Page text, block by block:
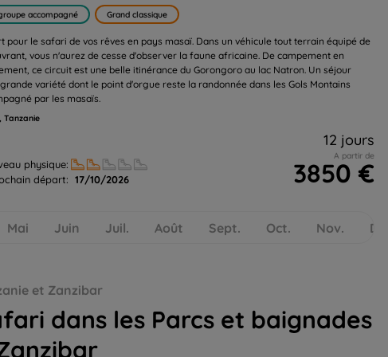
accompagné Grand classique
pour le safari de vos rêves en pays masaï. Dans un véhicule tout terrain équipé de
vous n'aurez de cesse d'observer la faune africaine. De campement en
ce circuit est une belle itinérance du Gorongoro au lac Natron. Un séjour
variété dont le point d'orgue reste la randonnée dans les Gols Montains
par les masaïs.
Tanzanie
physique:
départ: 17/10/2026
12 jours
A partir de
3850 €
Mai Juin Juil. Août Sept. Oct. Nov. Déc.
et Zanzibar
dans les Parcs et baignades